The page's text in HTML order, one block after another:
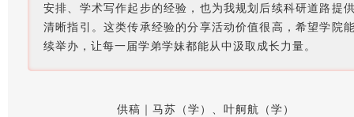
安排、学术写作起步的经验，也为我规划后续科研道路提
清晰指引。这类传承经验的分享活动价值很高，希望学院
续举办，让每一届学弟学妹都能从中汲取成长力量。
供稿｜马苏（学）、叶舸航（学）